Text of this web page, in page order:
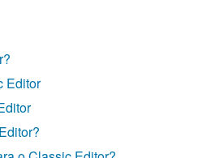
Editor